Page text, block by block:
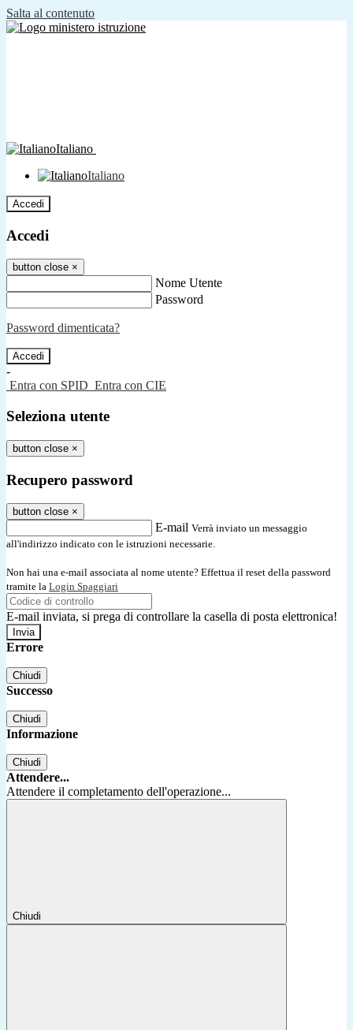
Salta al contenuto
Italiano
Italiano
Accedi
Accedi
button close ×
Nome Utente
Password
Password dimenticata?
-
Entra con SPID Entra con CIE
Seleziona utente
button close ×
Recupero password
button close ×
E-mail Verrà inviato un messaggio
all'indirizzo indicato con le istruzioni necessarie.
Non hai una e-mail associata al nome utente? Effettua il reset della password
tramite la Login Spaggiari
E-mail inviata, si prega di controllare la casella di posta elettronica!
Errore
Chiudi
Successo
Chiudi
Informazione
Chiudi
Attendere...
Attendere il completamento dell'operazione...
Chiudi